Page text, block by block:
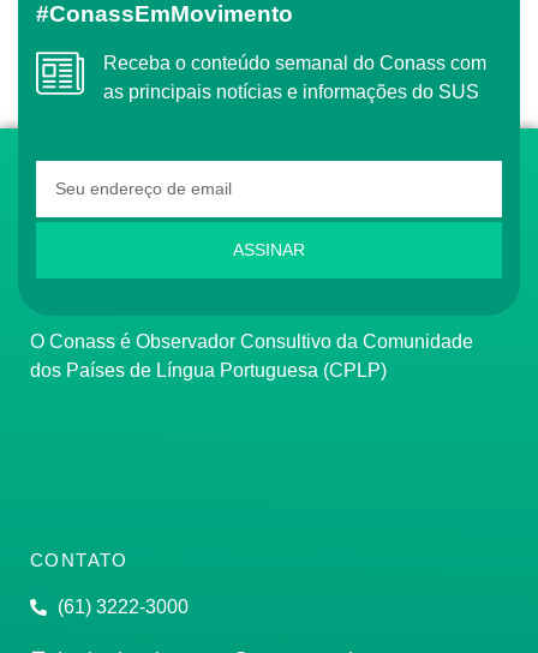
#ConassEmMovimento
Receba o conteúdo semanal do Conass com
as principais notícias e informações do SUS
ASSINAR
O Conass é Observador Consultivo da Comunidade
dos Países de Língua Portuguesa (CPLP)
CONTATO
(61) 3222-3000